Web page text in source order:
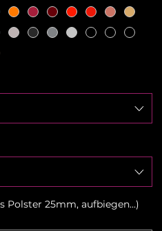
Polster 25mm, aufbiegen...)